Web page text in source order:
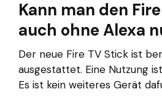
Kann man den
auch ohne Alexa
Der neue Fire TV Stick ist
ausgestattet. Eine Nutzung
Es ist kein weiteres Gerät